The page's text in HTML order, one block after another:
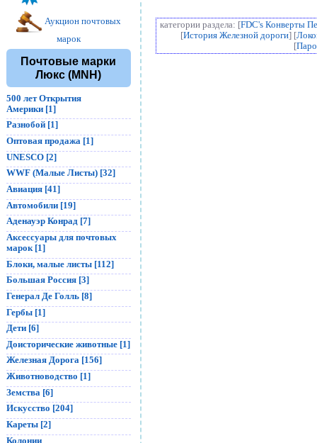
Аукцион почтовых
марок
Почтовые марки
Люкс (MNH)
500 лет Открытия
Америки [1]
Разнобой [1]
Оптовая продажа [1]
UNESCO [2]
WWF (Малые Листы) [32]
Авиация [41]
Автомобили [19]
Аденауэр Конрад [7]
Аксессуары для почтовых
марок [1]
Блоки, малые листы [112]
Большая Россия [3]
Генерал Де Голль [8]
Гербы [1]
Дети [6]
Доисторические животные [1]
Железная Дорога [156]
Животноводство [1]
Земства [6]
Искусство [204]
Кареты [2]
Колонии
категории раздела: [FDC's Конверты
[История Железной дороги] [
[